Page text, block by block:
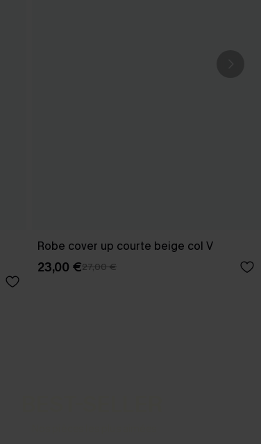
Robe cover up courte beige col V
23,00 €27,00 €